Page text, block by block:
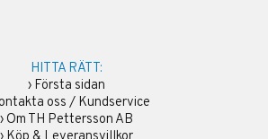
HITTA RÄTT:
› Första sidan
oss / Kundservice
› Om TH Pettersson AB